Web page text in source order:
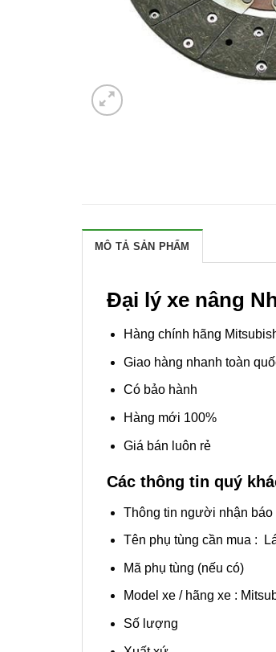
MÔ TẢ SẢN PHẨM
Đại lý xe nâng
Hàng chính hãng
Giao hàng nhanh toàn
Có bảo hành
Hàng mới 100%
Giá bán luôn rẻ
Các thông tin quý
Thông tin người nhận báo
Tên phụ tùng cần mua :
Mã phụ tùng (nếu có)
Model xe / hãng xe :
Số lượng